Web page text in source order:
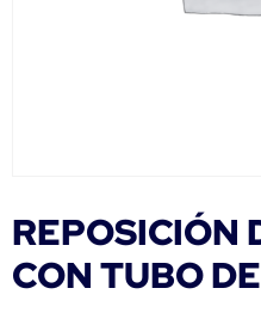
REPOSICIÓN
CON TUBO